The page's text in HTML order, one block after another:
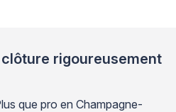
rigoureusement
que pro en Champagne-